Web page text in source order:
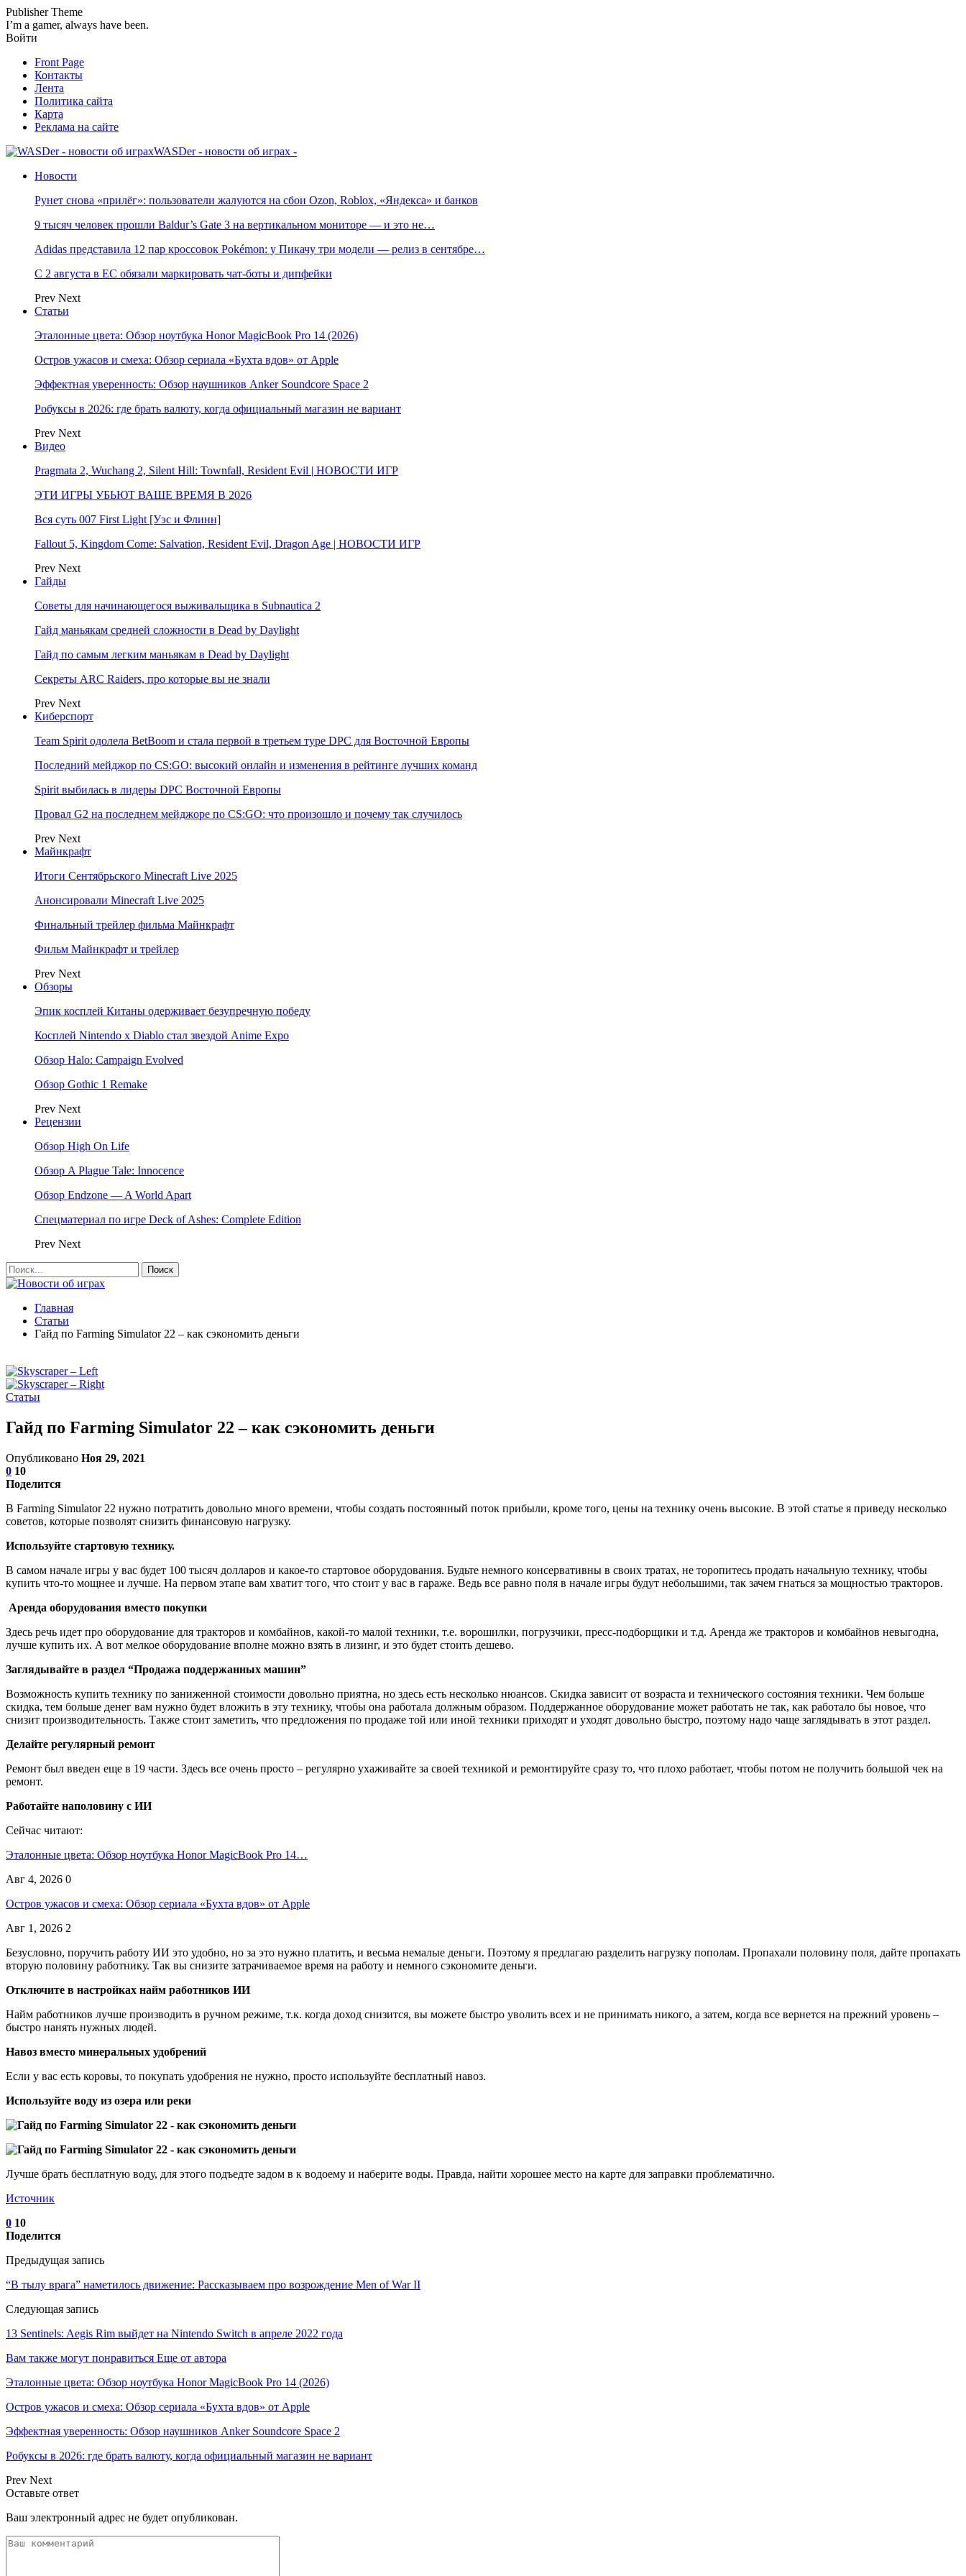
Publisher Theme
I’m a gamer, always have been.
Войти
Front Page
Контакты
Лента
Политика сайта
Карта
Реклама на сайте
WASDer - новости об играх -
Новости
Рунет снова «прилёг»: пользователи жалуются на сбои Ozon, Roblox, «Яндекса» и банков
9 тысяч человек прошли Baldur’s Gate 3 на вертикальном мониторе — и это не…
Adidas представила 12 пар кроссовок Pokémon: у Пикачу три модели — релиз в сентябре…
С 2 августа в ЕС обязали маркировать чат-боты и дипфейки
Prev Next
Статьи
Эталонные цвета: Обзор ноутбука Honor MagicBook Pro 14 (2026)
Остров ужасов и смеха: Обзор сериала «Бухта вдов» от Apple
Эффектная уверенность: Обзор наушников Anker Soundcore Space 2
Робуксы в 2026: где брать валюту, когда официальный магазин не вариант
Prev Next
Видео
Pragmata 2, Wuchang 2, Silent Hill: Townfall, Resident Evil | НОВОСТИ ИГР
ЭТИ ИГРЫ УБЬЮТ ВАШЕ ВРЕМЯ В 2026
Вся суть 007 First Light [Уэс и Флинн]
Fallout 5, Kingdom Come: Salvation, Resident Evil, Dragon Age | НОВОСТИ ИГР
Prev Next
Гайды
Советы для начинающегося выживальщика в Subnautica 2
Гайд маньякам средней сложности в Dead by Daylight
Гайд по самым легким маньякам в Dead by Daylight
Секреты ARC Raiders, про которые вы не знали
Prev Next
Киберспорт
Team Spirit одолела BetBoom и стала первой в третьем туре DPC для Восточной Европы
Последний мейджор по CS:GO: высокий онлайн и изменения в рейтинге лучших команд
Spirit выбилась в лидеры DPC Восточной Европы
Провал G2 на последнем мейджоре по CS:GO: что произошло и почему так случилось
Prev Next
Майнкрафт
Итоги Сентябрьского Minecraft Live 2025
Анонсировали Minecraft Live 2025
Финальный трейлер фильма Майнкрафт
Фильм Майнкрафт и трейлер
Prev Next
Обзоры
Эпик косплей Китаны одерживает безупречную победу
Косплей Nintendo x Diablo стал звездой Anime Expo
Обзор Halo: Campaign Evolved
Обзор Gothic 1 Remake
Prev Next
Рецензии
Обзор High On Life
Обзор A Plague Tale: Innocence
Обзор Endzone — A World Apart
Спецматериал по игре Deck of Ashes: Complete Edition
Prev Next
Главная
Статьи
Гайд по Farming Simulator 22 – как сэкономить деньги
Статьи
Гайд по Farming Simulator 22 – как сэкономить деньги
Опубликовано Ноя 29, 2021
0 10
Поделится
В Farming Simulator 22 нужно потратить довольно много времени, чтобы создать постоянный поток прибыли, кроме того, цены на технику очень высокие. В этой статье я приведу несколько
советов, которые позволят снизить финансовую нагрузку.
Используйте стартовую технику.
В самом начале игры у вас будет 100 тысяч долларов и какое-то стартовое оборудования. Будьте немного консервативны в своих тратах, не торопитесь продать начальную технику, чтобы
купить что-то мощнее и лучше. На первом этапе вам хватит того, что стоит у вас в гараже. Ведь все равно поля в начале игры будут небольшими, так зачем гнаться за мощностью тракторов.
Аренда оборудования вместо покупки
Здесь речь идет про оборудование для тракторов и комбайнов, какой-то малой техники, т.е. ворошилки, погрузчики, пресс-подборщики и т.д. Аренда же тракторов и комбайнов невыгодна,
лучше купить их. А вот мелкое оборудование вполне можно взять в лизинг, и это будет стоить дешево.
Заглядывайте в раздел “Продажа поддержанных машин”
Возможность купить технику по заниженной стоимости довольно приятна, но здесь есть несколько нюансов. Скидка зависит от возраста и технического состояния техники. Чем больше
скидка, тем больше денег вам нужно будет вложить в эту технику, чтобы она работала должным образом. Поддержанное оборудование может работать не так, как работало бы новое, что
снизит производительность. Также стоит заметить, что предложения по продаже той или иной техники приходят и уходят довольно быстро, поэтому надо чаще заглядывать в этот раздел.
Делайте регулярный ремонт
Ремонт был введен еще в 19 части. Здесь все очень просто – регулярно ухаживайте за своей техникой и ремонтируйте сразу то, что плохо работает, чтобы потом не получить большой чек на
ремонт.
Работайте наполовину с ИИ
Сейчас читают:
Эталонные цвета: Обзор ноутбука Honor MagicBook Pro 14…
Авг 4, 2026 0
Остров ужасов и смеха: Обзор сериала «Бухта вдов» от Apple
Авг 1, 2026 2
Безусловно, поручить работу ИИ это удобно, но за это нужно платить, и весьма немалые деньги. Поэтому я предлагаю разделить нагрузку пополам. Пропахали половину поля, дайте пропахать
вторую половину работнику. Так вы снизите затрачиваемое время на работу и немного сэкономите деньги.
Отключите в настройках найм работников ИИ
Найм работников лучше производить в ручном режиме, т.к. когда доход снизится, вы можете быстро уволить всех и не принимать никого, а затем, когда все вернется на прежний уровень –
быстро нанять нужных людей.
Навоз вместо минеральных удобрений
Если у вас есть коровы, то покупать удобрения не нужно, просто используйте бесплатный навоз.
Используйте воду из озера или реки
Лучше брать бесплатную воду, для этого подъедте задом в к водоему и наберите воды. Правда, найти хорошее место на карте для заправки проблематично.
Источник
0 10
Поделится
Предыдущая запись
“В тылу врага” наметилось движение: Рассказываем про возрождение Men of War II
Следующая запись
13 Sentinels: Aegis Rim выйдет на Nintendo Switch в апреле 2022 года
Вам также могут понравиться Еще от автора
Эталонные цвета: Обзор ноутбука Honor MagicBook Pro 14 (2026)
Остров ужасов и смеха: Обзор сериала «Бухта вдов» от Apple
Эффектная уверенность: Обзор наушников Anker Soundcore Space 2
Робуксы в 2026: где брать валюту, когда официальный магазин не вариант
Prev Next
Оставьте ответ
Ваш электронный адрес не будет опубликован.